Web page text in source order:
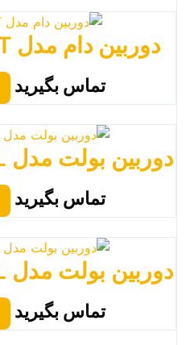
دوربین دام مدل MC-D1210_ST
تماس بگیرید
دوربین بولت مدل MC_B1525_WL
تماس بگیرید
دوربین بولت مدل MC_B1265_WL
تماس بگیرید